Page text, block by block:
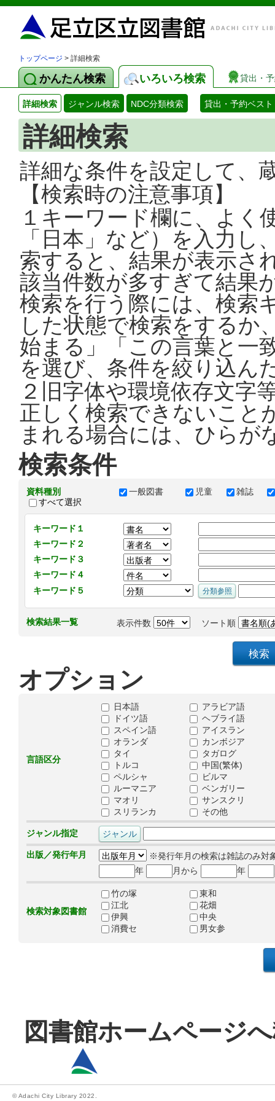
トップページ > 詳細検索
かんたん検索 いろいろ検索 貸出・
詳細検索 ジャンル検索 NDC分類検索 貸出・予約ベスト
詳細検索
詳細な条件を設定して、
【検索時の注意事項】
１キーワード欄に、よく
「日本」など）を入力
索すると、結果が表示さ
該当件数が多すぎて結果
検索を行う際には、検索
した状態で検索をするか
始まる」「この言葉と一
を選び、条件を絞り込ん
２旧字体や環境依存文字
正しく検索できないこと
まれる場合には、ひらが
検索条件
資料種別
すべて選択
一般図書 児童 雑誌
キーワード１
キーワード２
キーワード３
キーワード４
キーワード５
検索結果一覧 表示件数 ソート順
オプション
言語区分
日本語
アラビア語
ドイツ語
ヘブライ語
スペイン語
アイスラン
オランダ
カンボジア
タイ
タガログ
トルコ
中国(繁体)
ペルシャ
ビルマ
ルーマニア
ベンガリー
マオリ
サンスクリ
スリランカ
その他
ジャンル指定
出版／発行年月
※発行年月の検索は雑誌のみ対
年
月から 年
検索対象図書館
竹の塚
東和
江北
花畑
伊興
中央
消費セ
男女参
図書館ホームページ
© Adachi City Library 2022.